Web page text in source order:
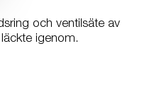
och ventilsäte av
igenom.